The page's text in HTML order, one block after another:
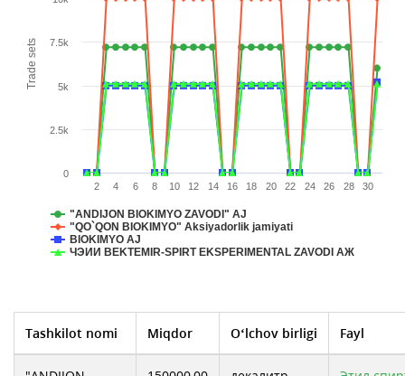
Trade sets
"ANDIJON BIOKIMYO ZAVODI" AJ
"QO`QON BIOKIMYO" Aksiyadorlik jamiyati
BIOKIMYO AJ
ЧЭИИ BEKTEMIR-SPIRT EKSPERIMENTAL ZAVODI АЖ
2 4 6 8 10 12 14 16 18 20 22 24 26 28 30
0
2.5k
5k
7.5k
Tashkilot nomi Miqdor O‘lchov birligi Fayl